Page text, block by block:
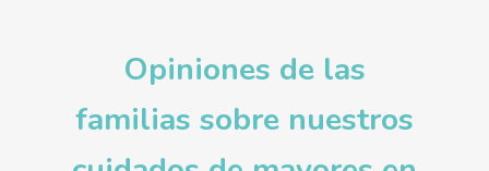
Opiniones de las
familias sobre nuestros